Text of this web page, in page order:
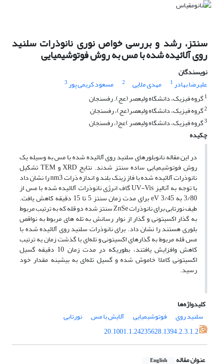
سنتز، رشد و بررسی خواص نوری نانوذرات سلنید
روی آلائیده شده با مس به روش فوتوشیمیایی
نویسندگان
علیرضا بهادر1 مهدی ملایی 2 مسعود کریمی پور3
1گروه فیزیک، دانشگاه ولیعصر (عج). رفسنجان
2گروه فیزیک، دانشگاه ولیعصر(عج)، رفسنجان
3گروه فیزیک، دانشگاه ولیعصر )عج(، رفسنجان
چکیده
در این مقاله نانوبلورهای سلنید روی آلائیده شده با مس به وسیله یک
روش فوتوشیمیایی ساده سنتز شدند. نتایج XRD و TEM تشکیل
نانوذرات آلائیده شده با فاز زینک بلند و اندازه ذرات nm3 را نشان داد
با توجه به آنالیز UV-Vis گاف انرژی نانوذرات آلائیده شده با مس از
3/80 به eV 3/45 برای مدت زمان سنتز 5 تا 15 دقیقه کاهش یافت.
طیف نورتابی برای نانوذرات ZnSe سنتز شده دو قله که به ترتیب مربوط
به گذار اکسیتونی و گذار از نوار رسانش به تله های مربوط به نواقص
بلوری هستند را نشان داد. برای نانوذرات سلنید روی آلائیده شده با
مس قله‌ مربوط به گذارهای اکسیتونی و تله‌ای با گذشت زمان یه ترتیب
کاهش وافزایش یافتند، بطوریکه در مدت زمان 10 دقیقه گسیل
اکسیتونی کاملا خاموش شده و گسیل تله‌ای به بیشینه مقدار خود
رسید.
کلیدواژه‌ها
سلنید روی
فوتوشیمیایی آلایش با مس
نورتابی
20.1001.1.24235628.1394.2.3.1.2
عنوان مقاله English